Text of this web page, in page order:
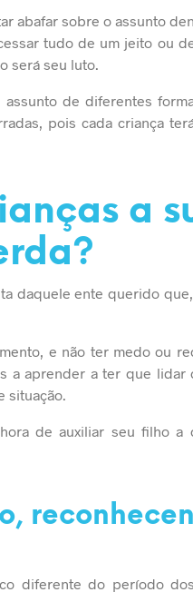
abafar sobre o assunto
tudo de um jeito ou
será seu luto.
de diferentes
pois cada criança
a
daquele ente querido
e não ter medo ou
a aprender a ter que lidar
situação.
de auxiliar seu filho a
diferente do período